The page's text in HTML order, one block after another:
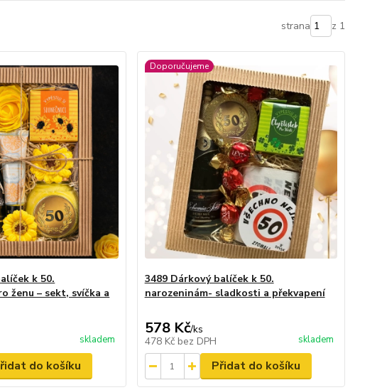
strana z 1
k 50.
ženu – sekt, svíčka a
skladem
do košíku
Doporučujeme
3489 Dárkový balíček k 50.
narozeninám- sladkosti a překvapení
578 Kč/ks
478 Kč bez DPH skladem
Přidat do košíku